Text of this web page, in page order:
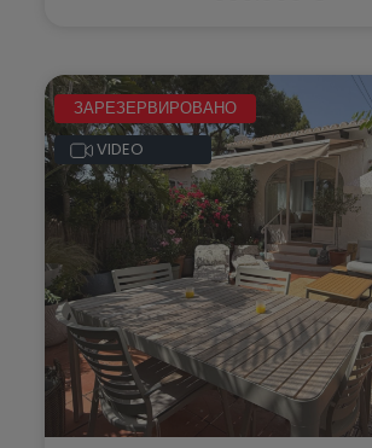
ЗАРЕЗЕРВИРОВАНО
VIDEO